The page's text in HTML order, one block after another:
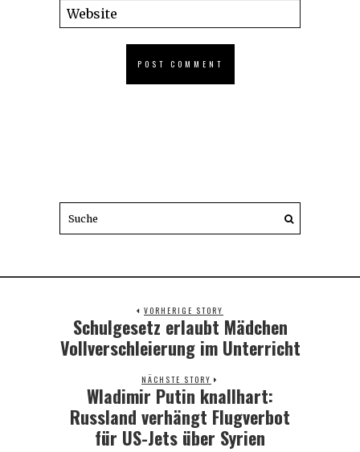
VORHERIGE STORY
Previous
post:
Schulgesetz erlaubt Mädchen
Vollverschleierung im Unterricht
NÄCHSTE STORY
Next
post:
Wladimir Putin knallhart:
Russland verhängt Flugverbot
für US-Jets über Syrien